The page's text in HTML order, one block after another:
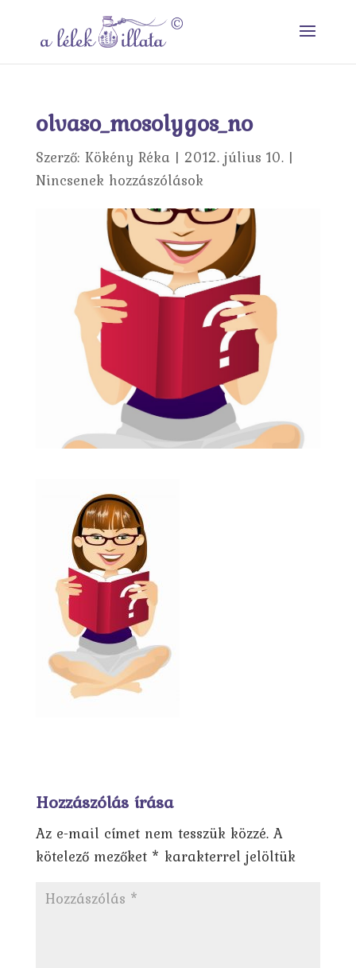
olvaso_mosolygos_no
Szerző: Kökény Réka | 2012. július 10.|
Nincsenek hozzászólások
Hozzászólás írása
Az e-mail címet nem tesszük közzé. A
kötelező mezőket * karakterrel jelöltük